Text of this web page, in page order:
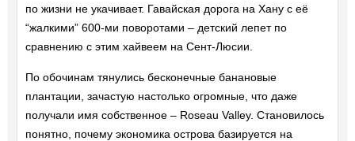
по жизни не укачивает. Гавайская дорога на Хану с её
“жалкими” 600-ми поворотами – детский лепет по
сравнению с этим хайвеем на Сент-Люсии.
По обочинам тянулись бесконечные банановые
плантации, зачастую настолько огромные, что даже
получали имя собственное – Roseau Valley. Становилось
понятно, почему экономика острова базируется на